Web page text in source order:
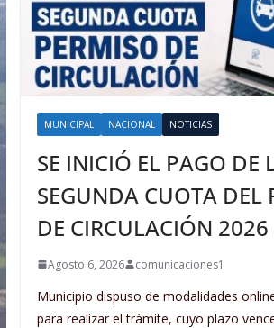
MUNICIPAL NACIONAL NOTICIAS
SE INICIÓ EL PAGO DE
SEGUNDA CUOTA DEL
DE CIRCULACIÓN 2026
Agosto 6, 2026 comunicaciones1
Municipio dispuso de modalidades
para realizar el trámite, cuyo plazo